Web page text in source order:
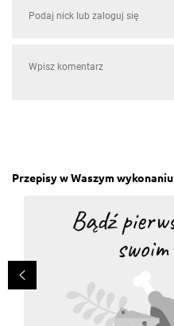
Przepisy w Waszym wykonaniu